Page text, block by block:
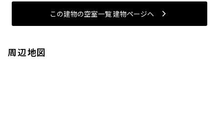
この建物の空室一覧 建物ページヘ
周辺地図